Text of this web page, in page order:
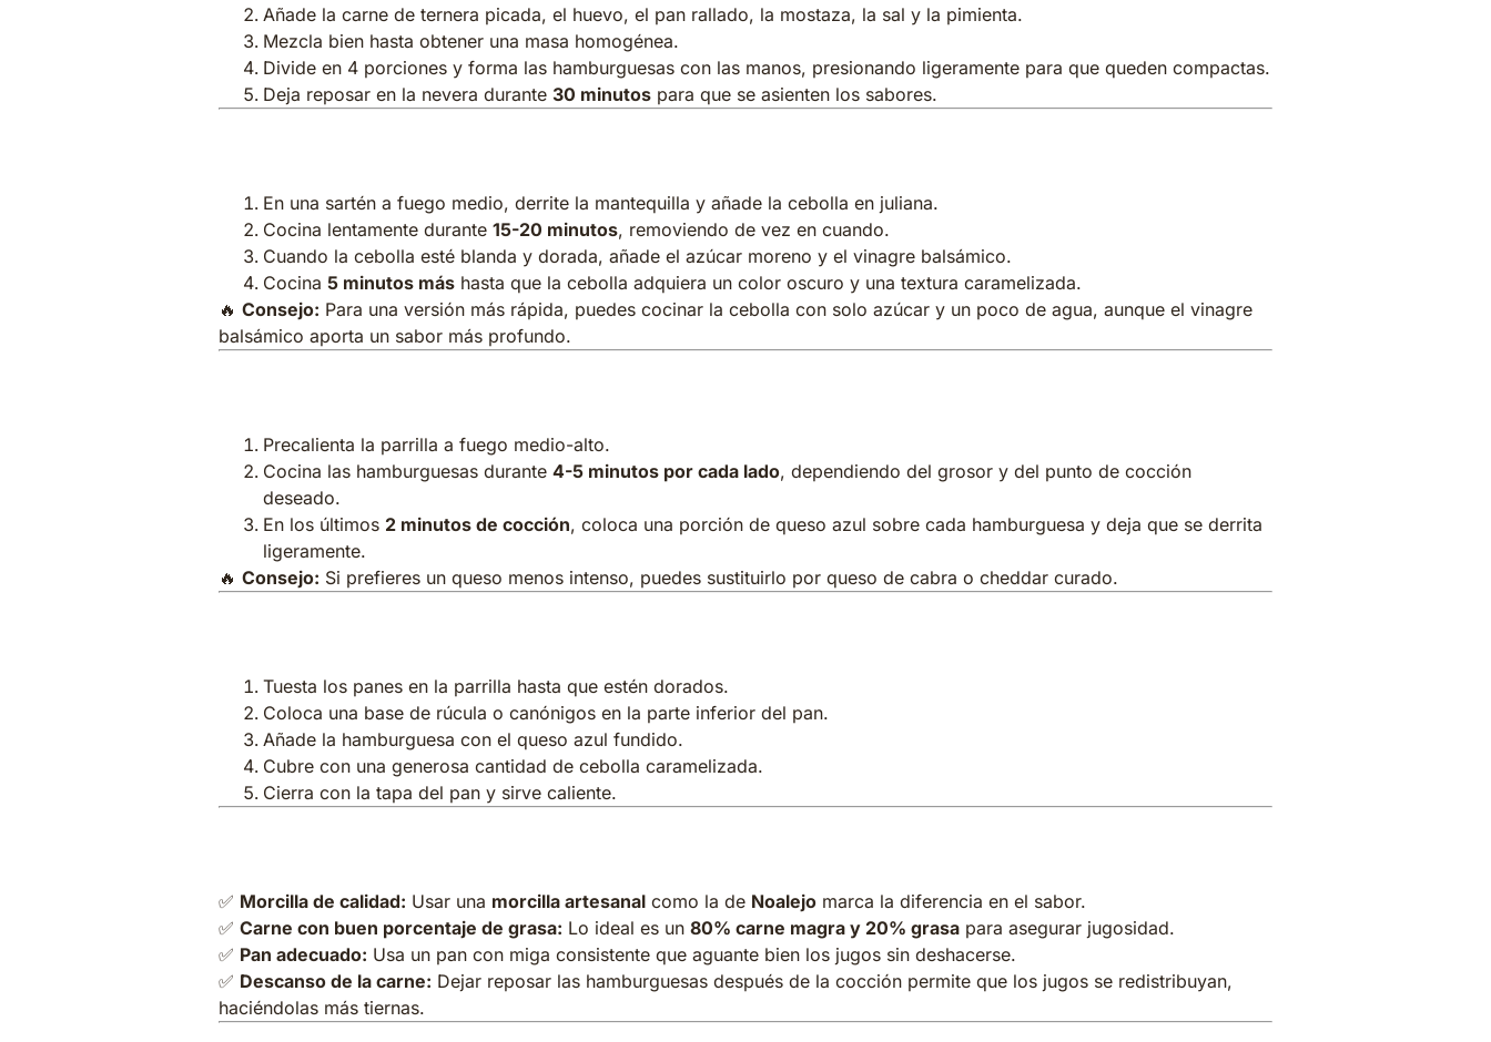
Añade la carne de ternera picada, el huevo, el pan rallado, la mostaza, la sal y la pimienta.
Mezcla bien hasta obtener una masa homogénea.
Divide en 4 porciones y forma las hamburguesas con las manos, presionando ligeramente para que queden compactas.
Deja reposar en la nevera durante 30 minutos para que se asienten los sabores.
En una sartén a fuego medio, derrite la mantequilla y añade la cebolla en juliana.
Cocina lentamente durante 15-20 minutos, removiendo de vez en cuando.
Cuando la cebolla esté blanda y dorada, añade el azúcar moreno y el vinagre balsámico.
Cocina 5 minutos más hasta que la cebolla adquiera un color oscuro y una textura caramelizada.
🔥 Consejo: Para una versión más rápida, puedes cocinar la cebolla con solo azúcar y un poco de agua, aunque el vinagre
balsámico aporta un sabor más profundo.
Precalienta la parrilla a fuego medio-alto.
Cocina las hamburguesas durante 4-5 minutos por cada lado, dependiendo del grosor y del punto de cocción
deseado.
En los últimos 2 minutos de cocción, coloca una porción de queso azul sobre cada hamburguesa y deja que se derrita
ligeramente.
🔥 Consejo: Si prefieres un queso menos intenso, puedes sustituirlo por queso de cabra o cheddar curado.
Tuesta los panes en la parrilla hasta que estén dorados.
Coloca una base de rúcula o canónigos en la parte inferior del pan.
Añade la hamburguesa con el queso azul fundido.
Cubre con una generosa cantidad de cebolla caramelizada.
Cierra con la tapa del pan y sirve caliente.
✅ Morcilla de calidad: Usar una morcilla artesanal como la de Noalejo marca la diferencia en el sabor.
✅ Carne con buen porcentaje de grasa: Lo ideal es un 80% carne magra y 20% grasa para asegurar jugosidad.
✅ Pan adecuado: Usa un pan con miga consistente que aguante bien los jugos sin deshacerse.
✅ Descanso de la carne: Dejar reposar las hamburguesas después de la cocción permite que los jugos se redistribuyan,
haciéndolas más tiernas.